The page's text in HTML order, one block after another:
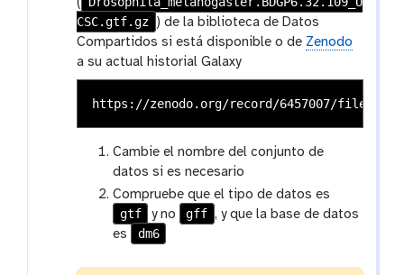
CSC.gtf.gz ) de la biblioteca de Datos
Compartidos si está disponible o de Zenodo
a su actual historial Galaxy
Cambie el nombre del conjunto de
datos si es necesario
Compruebe que el tipo de datos es
gtf
y no gff , y que la base de datos
es
dm6